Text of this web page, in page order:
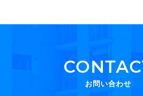
お問い合わせ